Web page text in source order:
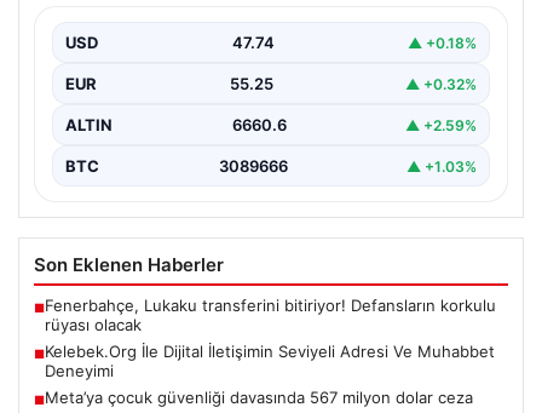
kurması büyük bir hassasiyet ifade etmektedir.
Günümüzde…
USD 47.74 ▲ +0.18%
EUR 55.25 ▲ +0.32%
ALTIN 6660.6 ▲ +2.59%
BTC 3089666 ▲ +1.03%
Son Eklenen Haberler
■Fenerbahçe, Lukaku transferini bitiriyor! Defansların korkulu
rüyası olacak
■Kelebek.Org İle Dijital İletişimin Seviyeli Adresi Ve Muhabbet
Deneyimi
■Meta’ya çocuk güvenliği davasında 567 milyon dolar ceza